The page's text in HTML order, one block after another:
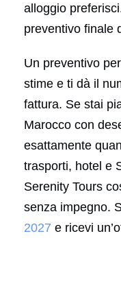
alloggio
preventivo finale
Un preventivo
stime e ti dà il
fattura. Se stai
Marocco con
esattamente
trasporti, hotel e
Serenity Tours
senza impegno.
2027 e ricevi